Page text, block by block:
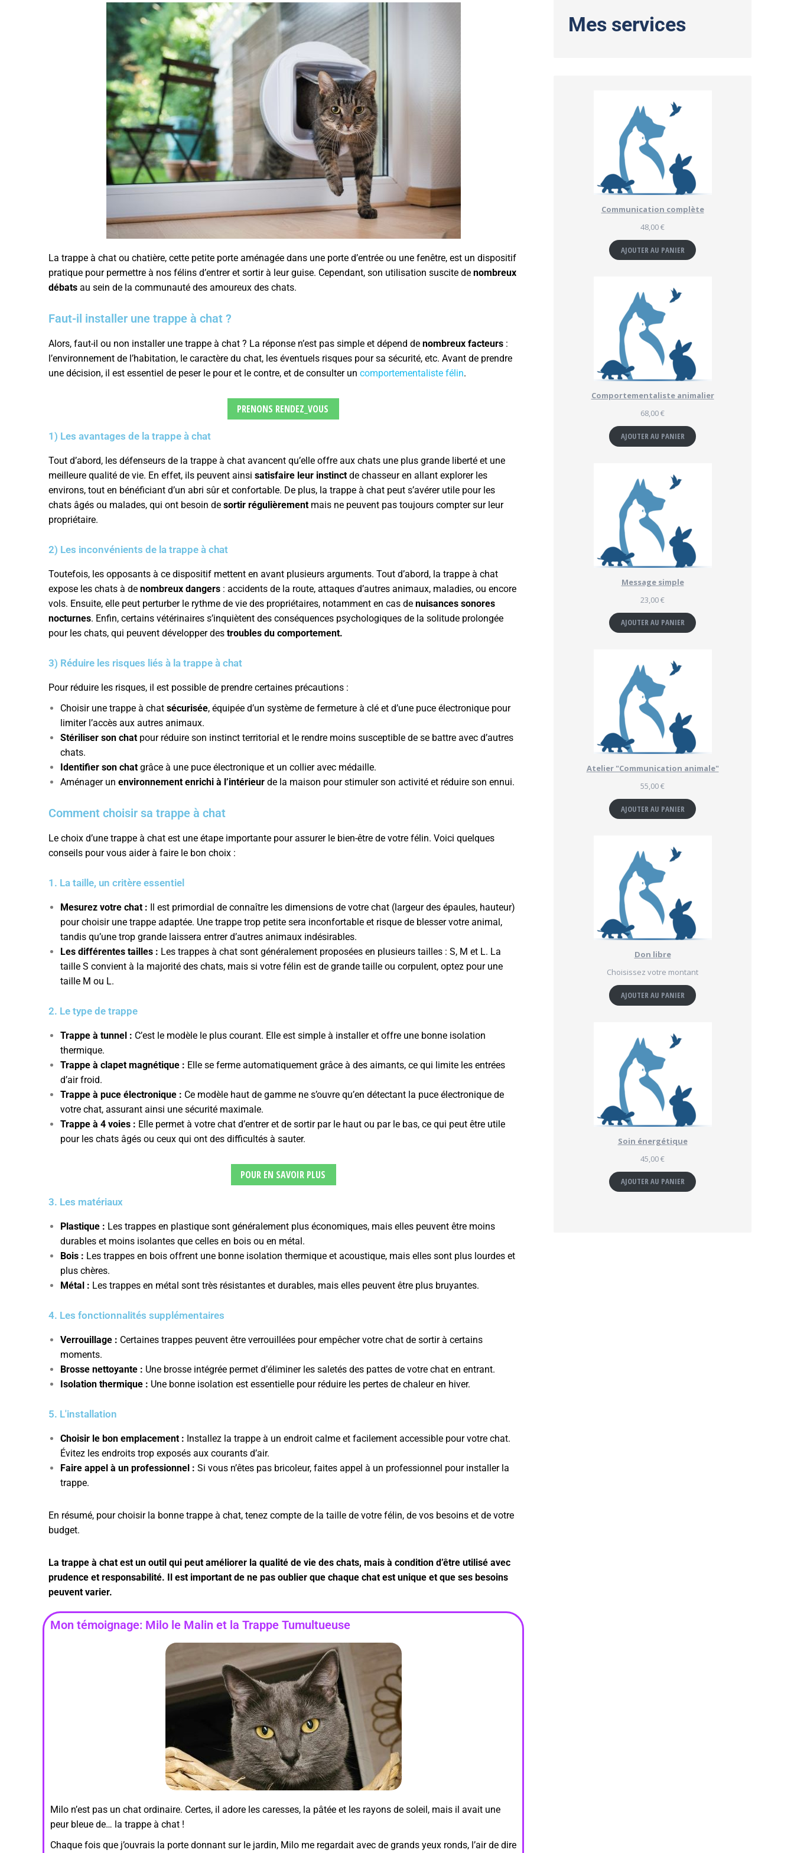
La trappe à chat ou chatière, cette petite porte aménagée dans une porte d’entrée ou une fenêtre, est un dispositif
pratique pour permettre à nos félins d’entrer et sortir à leur guise. Cependant, son utilisation suscite de nombreux
débats au sein de la communauté des amoureux des chats.
Faut-il installer une trappe à chat ?
Alors, faut-il ou non installer une trappe à chat ? La réponse n’est pas simple et dépend de nombreux facteurs :
l’environnement de l’habitation, le caractère du chat, les éventuels risques pour sa sécurité, etc. Avant de prendre
une décision, il est essentiel de peser le pour et le contre, et de consulter un comportementaliste félin.
PRENONS RENDEZ_VOUS
1) Les avantages de la trappe à chat
Tout d’abord, les défenseurs de la trappe à chat avancent qu’elle offre aux chats une plus grande liberté et une
meilleure qualité de vie. En effet, ils peuvent ainsi satisfaire leur instinct de chasseur en allant explorer les
environs, tout en bénéficiant d’un abri sûr et confortable. De plus, la trappe à chat peut s’avérer utile pour les
chats âgés ou malades, qui ont besoin de sortir régulièrement mais ne peuvent pas toujours compter sur leur
propriétaire.
2) Les inconvénients de la trappe à chat
Toutefois, les opposants à ce dispositif mettent en avant plusieurs arguments. Tout d’abord, la trappe à chat
expose les chats à de nombreux dangers : accidents de la route, attaques d’autres animaux, maladies, ou encore
vols. Ensuite, elle peut perturber le rythme de vie des propriétaires, notamment en cas de nuisances sonores
nocturnes. Enfin, certains vétérinaires s’inquiètent des conséquences psychologiques de la solitude prolongée
pour les chats, qui peuvent développer des troubles du comportement.
3) Réduire les risques liés à la trappe à chat
Pour réduire les risques, il est possible de prendre certaines précautions :
Choisir une trappe à chat sécurisée, équipée d’un système de fermeture à clé et d’une puce électronique pour
limiter l’accès aux autres animaux.
Stériliser son chat pour réduire son instinct territorial et le rendre moins susceptible de se battre avec d’autres
chats.
Identifier son chat grâce à une puce électronique et un collier avec médaille.
Aménager un environnement enrichi à l’intérieur de la maison pour stimuler son activité et réduire son ennui.
Comment choisir sa trappe à chat
Le choix d’une trappe à chat est une étape importante pour assurer le bien-être de votre félin. Voici quelques
conseils pour vous aider à faire le bon choix :
1. La taille, un critère essentiel
Mesurez votre chat : Il est primordial de connaître les dimensions de votre chat (largeur des épaules, hauteur)
pour choisir une trappe adaptée. Une trappe trop petite sera inconfortable et risque de blesser votre animal,
tandis qu’une trop grande laissera entrer d’autres animaux indésirables.
Les différentes tailles : Les trappes à chat sont généralement proposées en plusieurs tailles : S, M et L. La
taille S convient à la majorité des chats, mais si votre félin est de grande taille ou corpulent, optez pour une
taille M ou L.
2. Le type de trappe
Trappe à tunnel : C’est le modèle le plus courant. Elle est simple à installer et offre une bonne isolation
thermique.
Trappe à clapet magnétique : Elle se ferme automatiquement grâce à des aimants, ce qui limite les entrées
d’air froid.
Trappe à puce électronique : Ce modèle haut de gamme ne s’ouvre qu’en détectant la puce électronique de
votre chat, assurant ainsi une sécurité maximale.
Trappe à 4 voies : Elle permet à votre chat d’entrer et de sortir par le haut ou par le bas, ce qui peut être utile
pour les chats âgés ou ceux qui ont des difficultés à sauter.
POUR EN SAVOIR PLUS
3. Les matériaux
Plastique : Les trappes en plastique sont généralement plus économiques, mais elles peuvent être moins
durables et moins isolantes que celles en bois ou en métal.
Bois : Les trappes en bois offrent une bonne isolation thermique et acoustique, mais elles sont plus lourdes et
plus chères.
Métal : Les trappes en métal sont très résistantes et durables, mais elles peuvent être plus bruyantes.
4. Les fonctionnalités supplémentaires
Verrouillage : Certaines trappes peuvent être verrouillées pour empêcher votre chat de sortir à certains
moments.
Brosse nettoyante : Une brosse intégrée permet d’éliminer les saletés des pattes de votre chat en entrant.
Isolation thermique : Une bonne isolation est essentielle pour réduire les pertes de chaleur en hiver.
5. L'installation
Choisir le bon emplacement : Installez la trappe à un endroit calme et facilement accessible pour votre chat.
Évitez les endroits trop exposés aux courants d’air.
Faire appel à un professionnel : Si vous n’êtes pas bricoleur, faites appel à un professionnel pour installer la
trappe.
En résumé, pour choisir la bonne trappe à chat, tenez compte de la taille de votre félin, de vos besoins et de votre
budget.
La trappe à chat est un outil qui peut améliorer la qualité de vie des chats, mais à condition d’être utilisé avec
prudence et responsabilité. Il est important de ne pas oublier que chaque chat est unique et que ses besoins
peuvent varier.
Mon témoignage: Milo le Malin et la Trappe Tumultueuse
Milo n’est pas un chat ordinaire. Certes, il adore les caresses, la pâtée et les rayons de soleil, mais il avait une
peur bleue de… la trappe à chat !
Chaque fois que j’ouvrais la porte donnant sur le jardin, Milo me regardait avec de grands yeux ronds, l’air de dire
Mes services
Communication complète
48,00€
AJOUTER AU PANIER
Comportementaliste animalier
68,00€
AJOUTER AU PANIER
Message simple
23,00€
AJOUTER AU PANIER
Atelier "Communication animale"
55,00€
AJOUTER AU PANIER
Don libre
Choisissez votre montant
AJOUTER AU PANIER
Soin énergétique
45,00€
AJOUTER AU PANIER